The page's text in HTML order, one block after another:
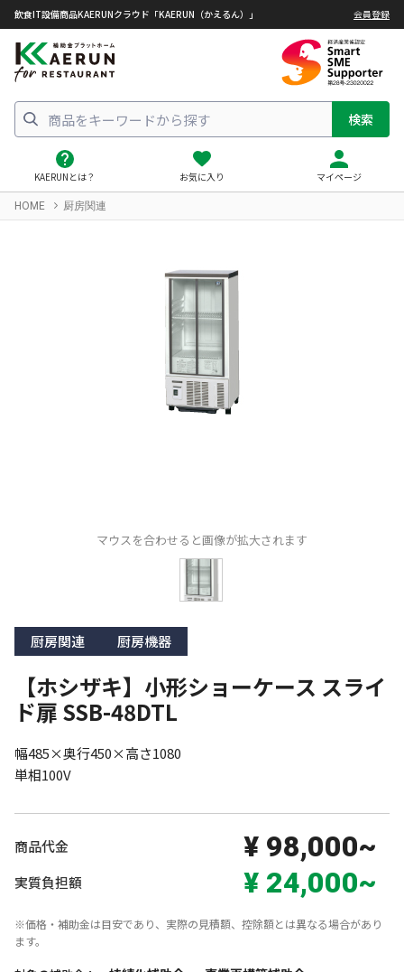
飲食IT設備商品KAERUNクラウド「KAERUN（かえるん）」 会員登録
検索
KAERUNとは？ お気に入り マイページ
HOME 厨房関連
マウスを合わせると画像が拡大されます
厨房関連 厨房機器
【ホシザキ】小形ショーケース スライ
ド扉 SSB-48DTL
幅485×奥行450×高さ1080
単相100V
商品代金 ¥ 98,000~
実質負担額 ¥ 24,000~
※価格・補助金は目安であり、実際の見積額、控除額とは異なる場合があり
ます。